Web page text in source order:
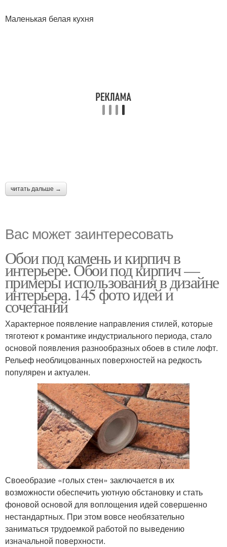
Маленькая белая кухня
читать дальше →
Вас может заинтересовать
Обои под камень и кирпич в
интерьере. Обои под кирпич —
примеры использования в дизайне
интерьера. 145 фото идей и
сочетаний
Характерное появление направления стилей, которые
тяготеют к романтике индустриального периода, стало
основой появления разнообразных обоев в стиле лофт.
Рельеф необлицованных поверхностей на редкость
популярен и актуален.
Своеобразие «голых стен» заключается в их
возможности обеспечить уютную обстановку и стать
фоновой основой для воплощения идей совершенно
нестандартных. При этом вовсе необязательно
заниматься трудоемкой работой по выведению
изначальной поверхности.